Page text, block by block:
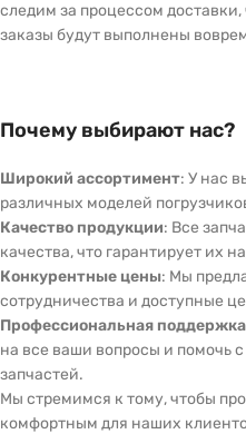
следим за процессом доставки,
заказы будут выполнены
Почему выбирают нас?
Широкий ассортимент: У нас
различных моделей
Качество продукции: Все
качества, что гарантирует их
Конкурентные цены: Мы
сотрудничества и доступные
Профессиональная поддержка
на все ваши вопросы и помочь
запчастей.
Мы стремимся к тому, чтобы
комфортным для наших